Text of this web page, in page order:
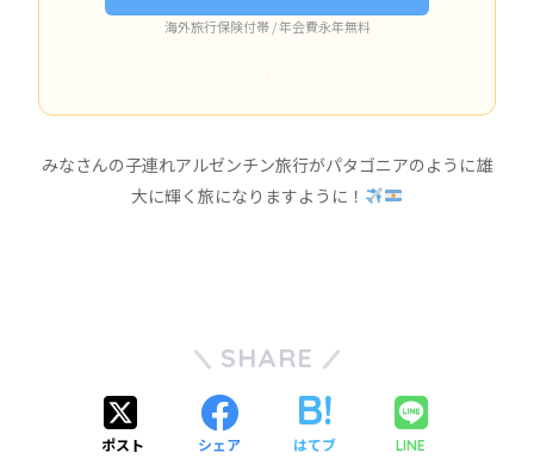
海外旅行保険付帯 / 年会費永年無料
みなさんの子連れアルゼンチン旅行がパタゴニアのように雄
大に輝く旅になりますように！
SHARE
ポスト シェア はてブ LINE